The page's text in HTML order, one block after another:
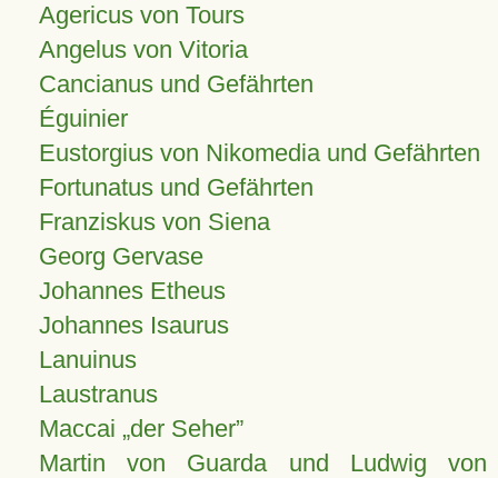
Agericus von Tours
Angelus von Vitoria
Cancianus und Gefährten
Éguinier
Eustorgius von Nikomedia und Gefährten
Fortunatus und Gefährten
Franziskus von Siena
Georg Gervase
Johannes Etheus
Johannes Isaurus
Lanuinus
Laustranus
Maccai „der Seher”
Martin von Guarda und Ludwig von